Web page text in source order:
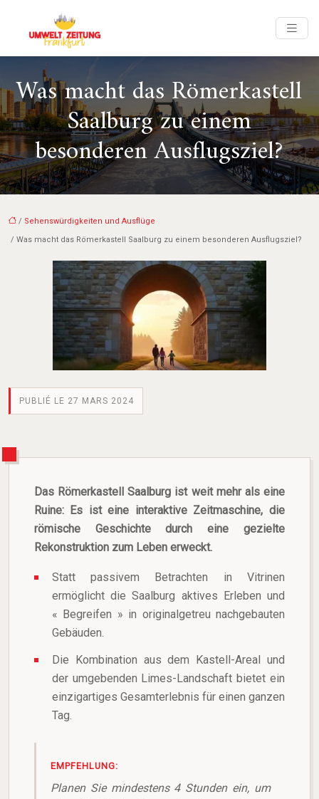
Was macht das Römerkastell
Saalburg zu einem
besonderen Ausflugsziel?
/ Sehenswürdigkeiten und Ausflüge
/ Was macht das Römerkastell Saalburg zu einem besonderen Ausflugsziel?
PUBLIÉ LE 27 MARS 2024
Das Römerkastell Saalburg ist weit mehr als eine
Ruine: Es ist eine interaktive Zeitmaschine, die
römische Geschichte durch eine gezielte
Rekonstruktion zum Leben erweckt.
Statt passivem Betrachten in Vitrinen
ermöglicht die Saalburg aktives Erleben und
« Begreifen » in originalgetreu nachgebauten
Gebäuden.
Die Kombination aus dem Kastell-Areal und
der umgebenden Limes-Landschaft bietet ein
einzigartiges Gesamterlebnis für einen ganzen
Tag.
EMPFEHLUNG:
Planen Sie mindestens 4 Stunden ein, um